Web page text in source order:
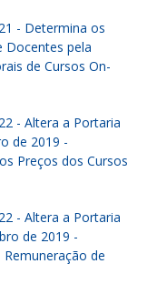
- Determina os
Docentes pela
de Cursos On-
- Altera a Portaria
de 2019 -
Preços dos Cursos
- Altera a Portaria
de 2019 -
de